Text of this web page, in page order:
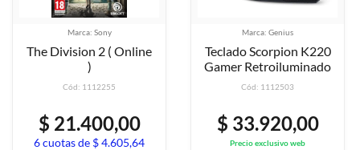
Marca: Sony
The Division 2 ( Online
)
Cód: 1112255
$ 21.400,00
6 cuotas de $ 4.605,64
Marca: Genius
Teclado Scorpion K220
Gamer Retroiluminado
Cód: 1112503
$ 33.920,00
Precio exclusivo web